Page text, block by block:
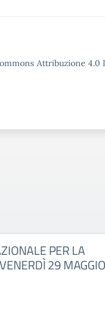
Attribuzione 4.0
PER LA
29